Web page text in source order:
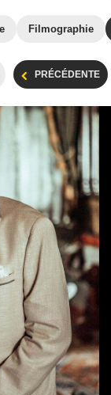
Filmographie
PRÉCÉDENTE